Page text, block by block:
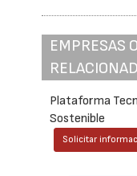
EMPRESAS
Plataforma
Sostenible
Solicitar